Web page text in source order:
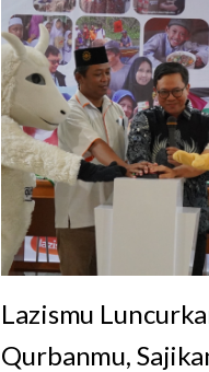
Lazismu
Qurbanmu,